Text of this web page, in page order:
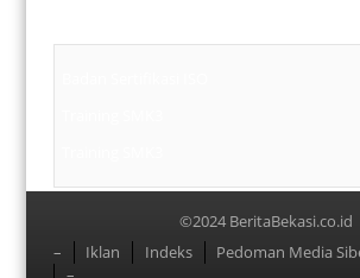
©2024 BeritaBekasi.co.id
Menu
– Iklan Indeks Pedoman Media